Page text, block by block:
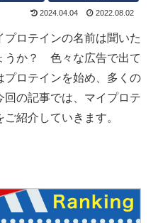
2024.04.04 2022.08.02
ロテインの名前は聞いた
うか？ 色々な広告で出て
プロテインを始め、多くの
の記事では、マイプロテ
紹介していきます。